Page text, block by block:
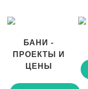
БАНИ -
ПРОЕКТЫ И
ЦЕНЫ